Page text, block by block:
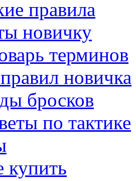
правила
новичку
терминов
новичка
бросков
по тактике
купить